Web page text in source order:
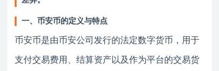
一、币安币的定义与特点
币安币是由币安公司发行的法定数字货币，用于
支付交易费用、结算资产以及作为平台的交易货